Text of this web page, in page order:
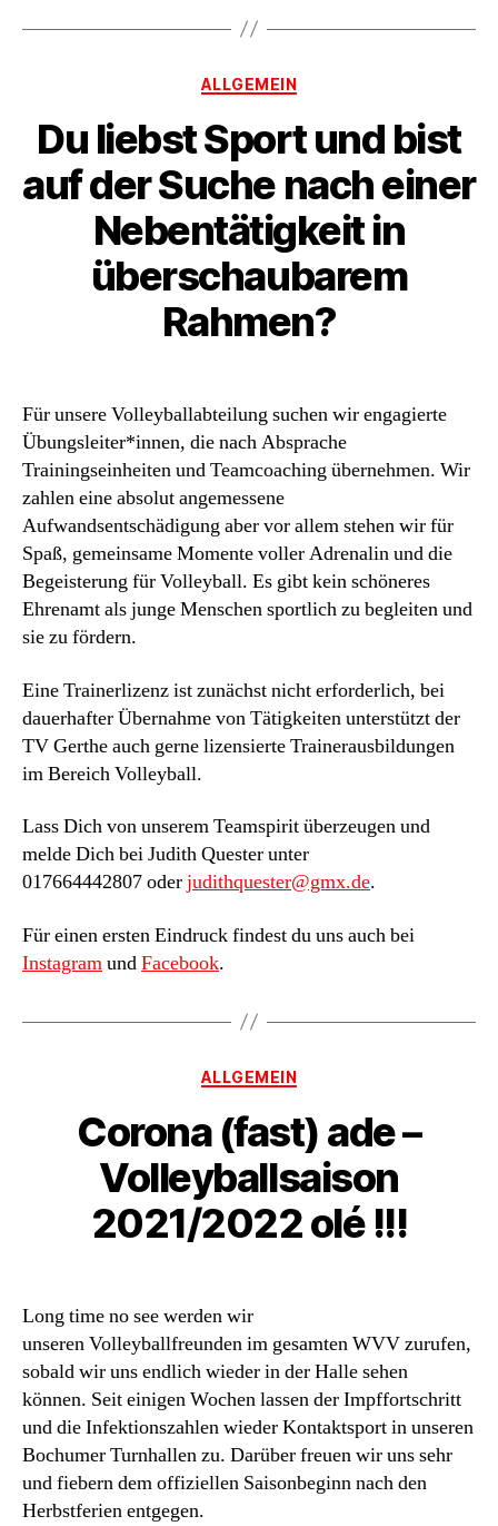
Kategorien
ALLGEMEIN
Du liebst Sport und bist
auf der Suche nach einer
Nebentätigkeit in
überschaubarem
Rahmen?
Für unsere Volleyballabteilung suchen wir engagierte
Übungsleiter*innen, die nach Absprache
Trainingseinheiten und Teamcoaching übernehmen. Wir
zahlen eine absolut angemessene
Aufwandsentschädigung aber vor allem stehen wir für
Spaß, gemeinsame Momente voller Adrenalin und die
Begeisterung für Volleyball. Es gibt kein schöneres
Ehrenamt als junge Menschen sportlich zu begleiten und
sie zu fördern.
Eine Trainerlizenz ist zunächst nicht erforderlich, bei
dauerhafter Übernahme von Tätigkeiten unterstützt der
TV Gerthe auch gerne lizensierte Trainerausbildungen
im Bereich Volleyball.
Lass Dich von unserem Teamspirit überzeugen und
melde Dich bei Judith Quester unter
017664442807 oderjudithquester@gmx.de.
Für einen ersten Eindruck findest du uns auch bei
InstagramundFacebook.
Kategorien
ALLGEMEIN
Corona (fast) ade –
Volleyballsaison
2021/2022 olé !!!
Long time no see werden wir
unseren Volleyballfreunden im gesamten WVV zurufen,
sobald wir uns endlich wieder in der Halle sehen
können. Seit einigen Wochen lassen der Impffortschritt
und die Infektionszahlen wieder Kontaktsport in unseren
Bochumer Turnhallen zu. Darüber freuen wir uns sehr
und fiebern dem offiziellen Saisonbeginn nach den
Herbstferien entgegen.